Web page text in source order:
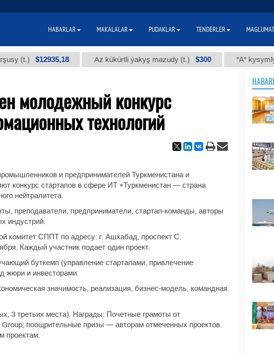
(t.) $12935,18 Az kükürtli ýakyş mazudy (t.) $300 "А" kysymly
молодежный конкурс
технологий
и предпринимателей Туркменистана и
конкурс стартапов в сфере ИТ «Туркменистан — страна
нейтралитета.
преподаватели, предприниматели, стартап-команды, авторы
индустрий.
комитет СППТ по адресу: г. Ашхабад, проспект С.
Каждый участник подает один проект.
буткемп (управление стартапами, привлечение
жюри и инвесторами.
значимость, реализация, бизнес-модель, командная
3 третьих места). Награды: Почетные грамоты от
поощрительные призы — авторам отмеченных проектов.
проектам.
HABARLAR MAKALALAR PUDAKLAR TENDERLER MAGLUMAT